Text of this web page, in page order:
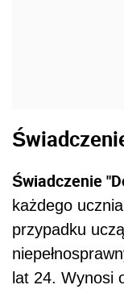
Świadczenie
każdego
przypadku
lat 24. Wynosi